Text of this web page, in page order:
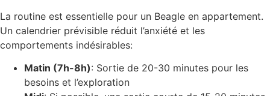
La routine est essentielle pour un Beagle en appartement.
Un calendrier prévisible réduit l’anxiété et les
comportements indésirables:
Matin (7h-8h): Sortie de 20-30 minutes pour les
besoins et l’exploration